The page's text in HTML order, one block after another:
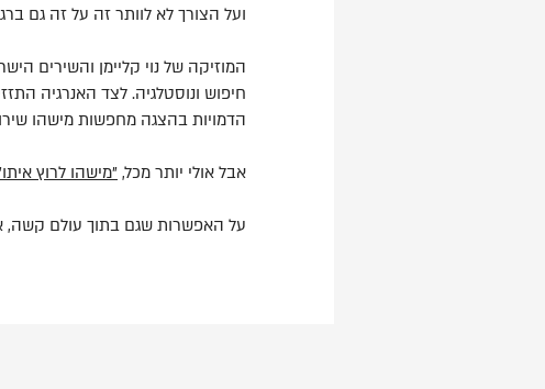
ועל הצורך לא לוותר זה על זה גם
המוזיקה של נוי קליימן והשירים
חיפוש ונוסטלגיה. לצד האנרגיה
הדמויות בהצגה מחפשות מישהו
אבל אולי יותר מכל, "מישהו לרוץ
על האפשרות שגם בתוך עולם קשה,